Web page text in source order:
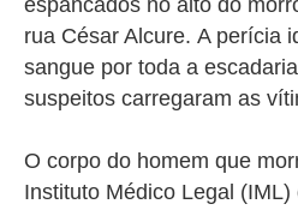
espancados no alto do
rua César Alcure. A perícia
sangue por toda a
suspeitos carregaram as
O corpo do homem que
Instituto Médico Legal